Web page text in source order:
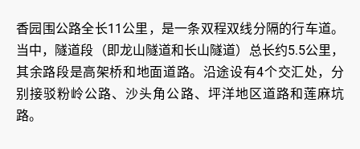
香园围公路全长11公里，是一条双程双线分隔的行车道。
当中，隧道段（即龙山隧道和长山隧道）总长约5.5公里，
其余路段是高架桥和地面道路。沿途设有4个交汇处，分
别接驳粉岭公路、沙头角公路、坪洋地区道路和莲麻坑
路。